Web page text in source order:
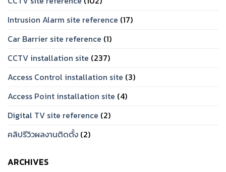
Intrusion Alarm site reference (17)
Car Barrier site reference (1)
CCTV installation site (237)
Access Control installation site (3)
Access Point installation site (4)
Digital TV site reference (2)
คลิปรีวิวผลงานติดตั้ง (2)
ARCHIVES